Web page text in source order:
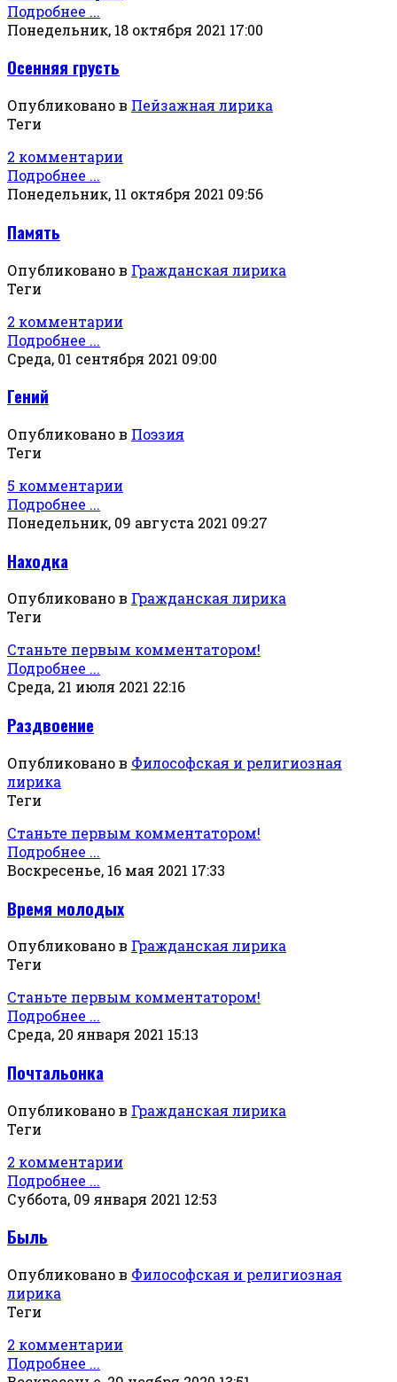
Подробнее ...
Понедельник, 18 октября 2021 17:00
Осенняя грусть
Опубликовано в Пейзажная лирика
Теги
2 комментарии
Подробнее ...
Понедельник, 11 октября 2021 09:56
Память
Опубликовано в Гражданская лирика
Теги
2 комментарии
Подробнее ...
Среда, 01 сентября 2021 09:00
Гений
Опубликовано в Поэзия
Теги
5 комментарии
Подробнее ...
Понедельник, 09 августа 2021 09:27
Находка
Опубликовано в Гражданская лирика
Теги
Станьте первым комментатором!
Подробнее ...
Среда, 21 июля 2021 22:16
Раздвоение
Опубликовано в Философская и религиозная
лирика
Теги
Станьте первым комментатором!
Подробнее ...
Воскресенье, 16 мая 2021 17:33
Время молодых
Опубликовано в Гражданская лирика
Теги
Станьте первым комментатором!
Подробнее ...
Среда, 20 января 2021 15:13
Почтальонка
Опубликовано в Гражданская лирика
Теги
2 комментарии
Подробнее ...
Суббота, 09 января 2021 12:53
Быль
Опубликовано в Философская и религиозная
лирика
Теги
2 комментарии
Подробнее ...